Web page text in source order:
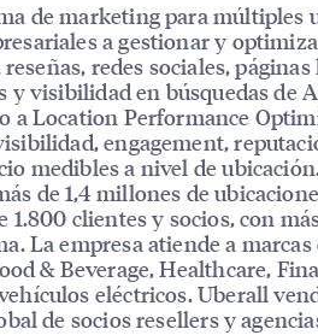
de marketing para múltiples
a gestionar y
redes sociales, páginas
y visibilidad en búsquedas de
a Location Performance
engagement,
medibles a nivel de
de 1,4 millones de
1.800 clientes y socios, con
La empresa atiende a marcas
& Beverage, Healthcare,
eléctricos. Uberall
de socios resellers y